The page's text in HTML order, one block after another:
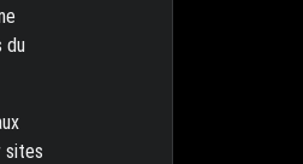
du
sites